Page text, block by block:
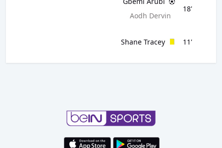
18'
Aodh Dervin
11'
Shane Tracey